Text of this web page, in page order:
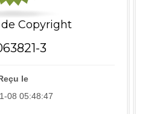
Copyright
3
le
08 05:48:47